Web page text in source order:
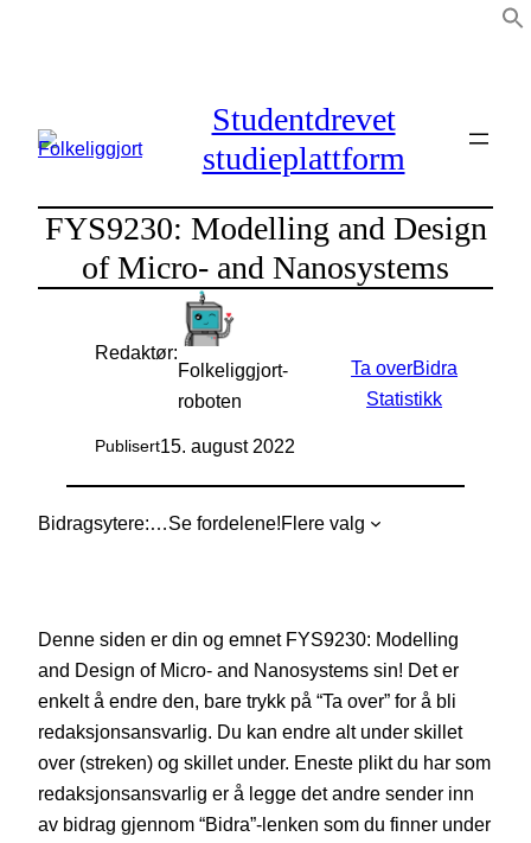
Studentdrevet
studieplattform
FYS9230: Modelling and Design
of Micro- and Nanosystems
Redaktør:
Folkeliggjort-
roboten
Publisert15. august 2022
Ta overBidra
Statistikk
Bidragsytere: Se fordelene!Flere valg
Denne siden er din og emnet FYS9230: Modelling
and Design of Micro- and Nanosystems sin! Det er
enkelt å endre den, bare trykk på “Ta over” for å bli
redaksjonsansvarlig. Du kan endre alt under skillet
over (streken) og skillet under. Eneste plikt du har som
redaksjonsansvarlig er å legge det andre sender inn
av bidrag gjennom “Bidra”-lenken som du finner under